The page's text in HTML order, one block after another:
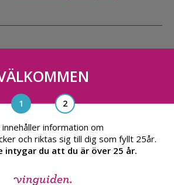
Vinguiden Nordic AB
4A, 111 48, Stockholm
info@vinguiden.com
information om
och riktas sig till dig som fyllt 25år.
intygar du att du är över 25 år.